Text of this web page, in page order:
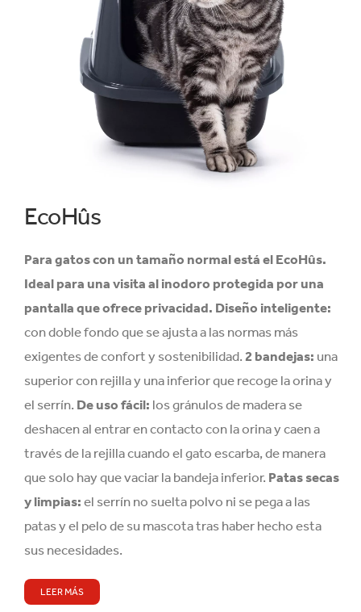
EcoHûs
Para gatos con un tamaño normal está el EcoHûs.
Ideal para una visita al inodoro protegida por una
pantalla que ofrece privacidad. Diseño inteligente:
con doble fondo que se ajusta a las normas más
exigentes de confort y sostenibilidad. 2 bandejas: una
superior con rejilla y una inferior que recoge la orina y
el serrín. De uso fácil: los gránulos de madera se
deshacen al entrar en contacto con la orina y caen a
través de la rejilla cuando el gato escarba, de manera
que solo hay que vaciar la bandeja inferior. Patas secas
y limpias: el serrín no suelta polvo ni se pega a las
patas y el pelo de su mascota tras haber hecho esta
sus necesidades.
LEER MÁS